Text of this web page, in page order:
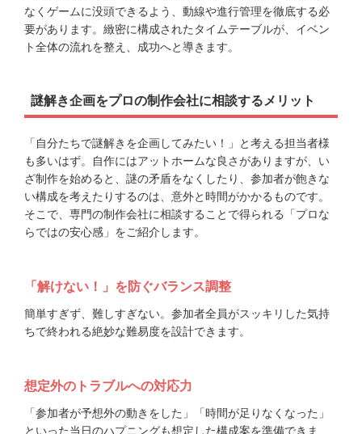
なくゲームに没頭できるよう、動線や進行管理を徹底する必
要があります。緻密に構成されたタイムテーブルが、イベン
ト全体の流れを整え、成功へと導きます。
謎解き企画をプロの制作会社に相談するメリット
「自分たちで謎解きを企画してみたい！」と考える担当者様
も多いはず。自作にはアットホームな良さがありますが、い
ざ制作を始めると、謎の矛盾をなくしたり、参加者が飽きな
い構成を考えたりするのは、意外と時間がかかるものです。
そこで、専門の制作会社に相談することで得られる「プロな
らではの安心感」をご紹介します。
「解けない！」を防ぐバランス調整
簡単すぎず、難しすぎない。参加者全員がスッキリした気持
ちで終われる絶妙な難易度を設計できます。
想定外のトラブルへの対応力
「参加者が予想外の動きをした」「時間が足りなくなった」
といった当日のハプニングも想定した構成案を準備できま